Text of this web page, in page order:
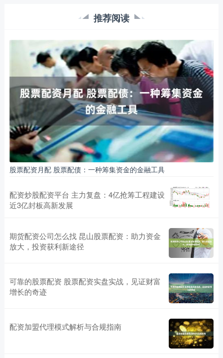
推荐阅读
股票配资月配 股票配债：一种筹集资金的金融工具
配资炒股配资平台 主力复盘：4亿抢筹工程建设
近3亿封板高新发展
期货配资公司怎么找 昆山股票配资：助力资金
放大，投资获利新途径
可靠的股票配资 股票配资实盘实战，见证财富
增长的奇迹
配资加盟代理模式解析与合规指南